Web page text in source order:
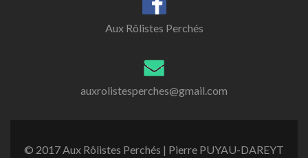
Aux Rôlistes Perchés
auxrolistesperches@gmail.com
© 2017 Aux Rôlistes Perchés | Pierre PUYAU-DAREYT